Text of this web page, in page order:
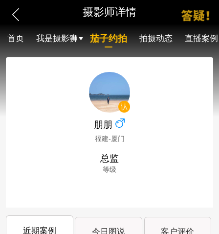
摄影师详情
首页 我是摄影狮 茄子约拍 拍摄动态 直播案例
朋朋
福建-厦门
总监
等级
近期案例 今日图说 客户评价